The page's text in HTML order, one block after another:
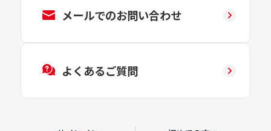
メールでのお問い合わせ
よくあるご質問